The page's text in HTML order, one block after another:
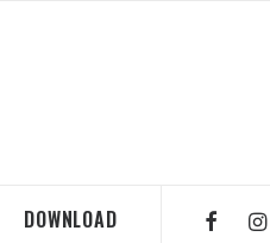
DOWNLOAD